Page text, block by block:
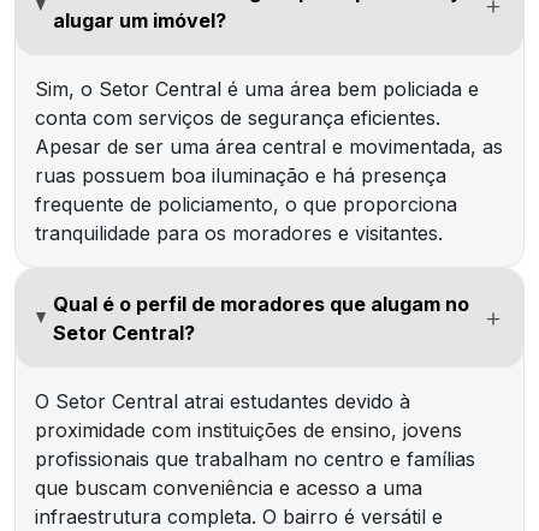
alugar um imóvel?
Sim, o Setor Central é uma área bem policiada e
conta com serviços de segurança eficientes.
Apesar de ser uma área central e movimentada, as
ruas possuem boa iluminação e há presença
frequente de policiamento, o que proporciona
tranquilidade para os moradores e visitantes.
Qual é o perfil de moradores que alugam no
Setor Central?
O Setor Central atrai estudantes devido à
proximidade com instituições de ensino, jovens
profissionais que trabalham no centro e famílias
que buscam conveniência e acesso a uma
infraestrutura completa. O bairro é versátil e